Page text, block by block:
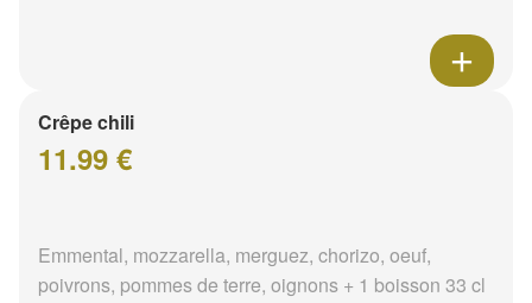
Crêpe chili
11.99 €
Emmental, mozzarella, merguez, chorizo, oeuf,
poivrons, pommes de terre, oignons + 1 boisson 33 cl